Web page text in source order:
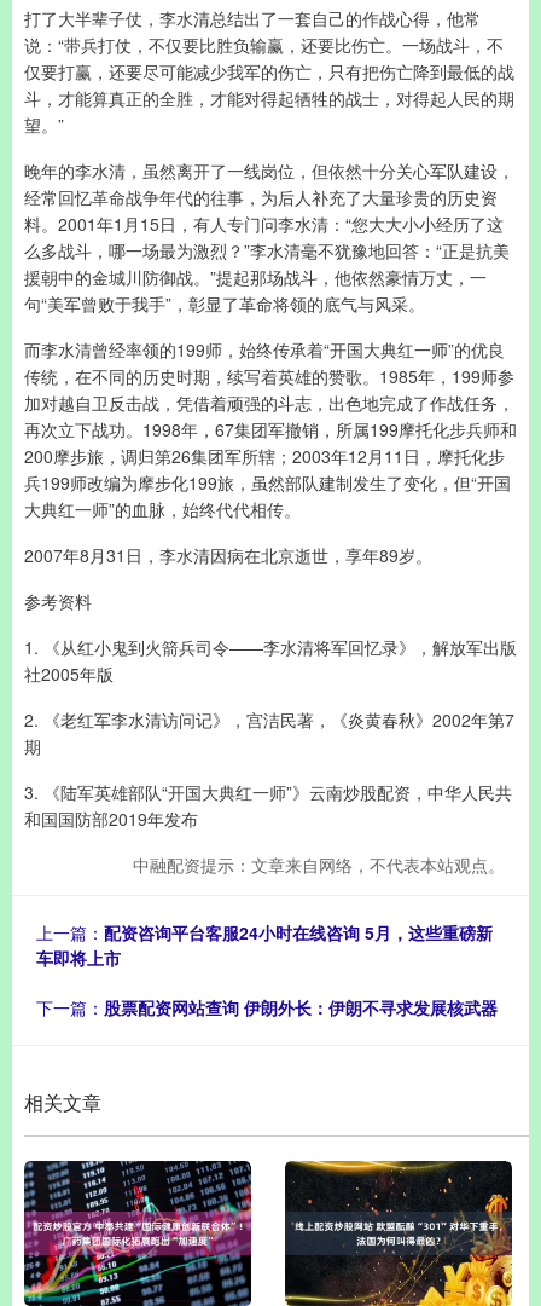
打了大半辈子仗，李水清总结出了一套自己的作战心得，他常
说：“带兵打仗，不仅要比胜负输赢，还要比伤亡。一场战斗，不
仅要打赢，还要尽可能减少我军的伤亡，只有把伤亡降到最低的战
斗，才能算真正的全胜，才能对得起牺牲的战士，对得起人民的期
望。”
晚年的李水清，虽然离开了一线岗位，但依然十分关心军队建设，
经常回忆革命战争年代的往事，为后人补充了大量珍贵的历史资
料。2001年1月15日，有人专门问李水清：“您大大小小经历了这
么多战斗，哪一场最为激烈？”李水清毫不犹豫地回答：“正是抗美
援朝中的金城川防御战。”提起那场战斗，他依然豪情万丈，一
句“美军曾败于我手”，彰显了革命将领的底气与风采。
而李水清曾经率领的199师，始终传承着“开国大典红一师”的优良
传统，在不同的历史时期，续写着英雄的赞歌。1985年，199师参
加对越自卫反击战，凭借着顽强的斗志，出色地完成了作战任务，
再次立下战功。1998年，67集团军撤销，所属199摩托化步兵师和
200摩步旅，调归第26集团军所辖；2003年12月11日，摩托化步
兵199师改编为摩步化199旅，虽然部队建制发生了变化，但“开国
大典红一师”的血脉，始终代代相传。
2007年8月31日，李水清因病在北京逝世，享年89岁。
参考资料
1. 《从红小鬼到火箭兵司令——李水清将军回忆录》，解放军出版
社2005年版
2. 《老红军李水清访问记》，宫洁民著，《炎黄春秋》2002年第7
期
3. 《陆军英雄部队“开国大典红一师”》云南炒股配资，中华人民共
和国国防部2019年发布
中融配资提示：文章来自网络，不代表本站观点。
上一篇： 配资咨询平台客服24小时在线咨询 5月，这些重磅新
车即将上市
下一篇： 股票配资网站查询 伊朗外长：伊朗不寻求发展核武器
相关文章